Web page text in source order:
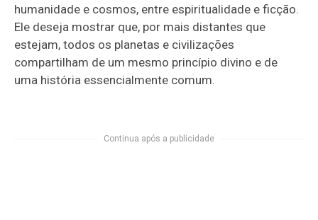
humanidade e cosmos, entre espiritualidade e ficção.
Ele deseja mostrar que, por mais distantes que
estejam, todos os planetas e civilizações
compartilham de um mesmo princípio divino e de
uma história essencialmente comum.
Continua após a publicidade